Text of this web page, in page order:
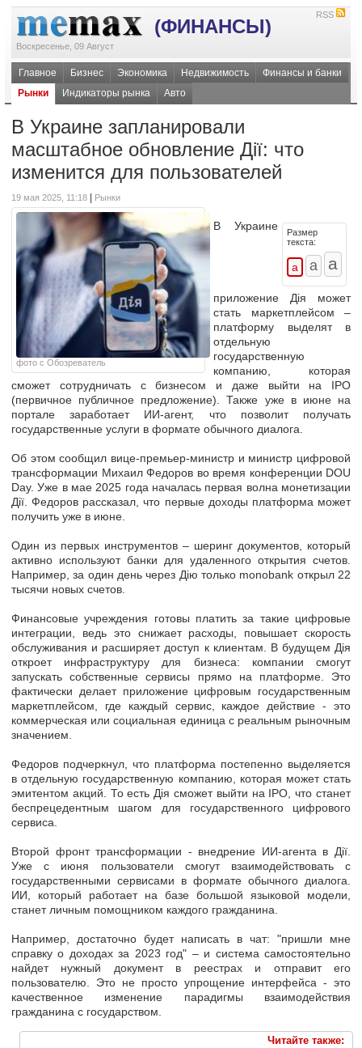
(ФИНАНСЫ)
Воскресенье, 09 Август
RSS
Главное Бизнес Экономика Недвижимость
Финансы и банки
Рынки
Индикаторы рынка Авто
В Украине запланировали
масштабное обновление Дії: что
изменится для пользователей
19 мая 2025, 11:18 Рынки
фото с Обозреватель
Размер
текста:
В Украине
приложение Дія может
стать маркетплейсом –
платформу выделят в
отдельную
государственную
компанию, которая
сможет сотрудничать с бизнесом и даже выйти на IPO
(первичное публичное предложение). Также уже в июне на
порталезаработает ИИ-агент, что позволит получать
государственные услуги в формате обычного диалога.
Об этом сообщил вице-премьер-министр и министр цифровой
трансформации Михаил Федоров во время конференции DOU
Day. Уже в мае 2025 года началась первая волна монетизации
Дії.Федоров рассказал, что первые доходы платформа может
получить уже в июне.
Один из первых инструментов – шеринг документов, который
активно используют банки для удаленного открытия счетов.
Например, за один день через Дію только monobank открыл 22
тысячи новых счетов.
Финансовые учреждения готовы платить за такие цифровые
интеграции, ведь это снижает расходы, повышает скорость
обслуживания и расширяет доступ к клиентам. В будущем Дія
откроет инфраструктуру для бизнеса: компании смогут
запускать собственные сервисы прямо на платформе. Это
фактически делает приложение цифровым государственным
маркетплейсом, где каждый сервис, каждое действие - это
коммерческая или социальная единица с реальным рыночным
значением.
Федоров подчеркнул, что платформа постепенно выделяется
в отдельную государственную компанию, которая может стать
эмитентом акций. То есть Дія сможет выйти на IPO, что станет
беспрецедентным шагом для государственного цифрового
сервиса.
Второй фронт трансформации - внедрение ИИ-агентав Дії.
Уже с июня пользователи смогут взаимодействовать с
государственными сервисами в формате обычного диалога.
ИИ, который работает на базе большой языковой модели,
станет личным помощником каждого гражданина.
Например, достаточно будет написать в чат: "пришли мне
справку о доходах за 2023 год" – и система самостоятельно
найдет нужный документ в реестрах и отправит его
пользователю. Это не просто упрощение интерфейса - это
качественное изменение парадигмы взаимодействия
гражданина с государством.
Читайте также: